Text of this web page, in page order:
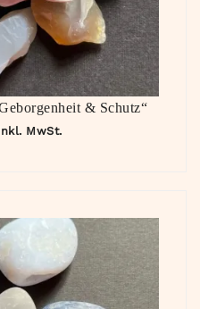
& Schutz“
MwSt.